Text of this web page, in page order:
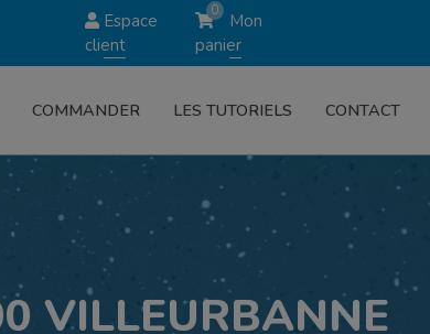
Espace
client
0
Mon
panier
COMMANDER LES TUTORIELS CONTACT
VILLEURBANNE